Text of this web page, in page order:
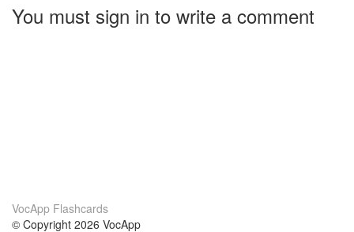
You must sign in to write a comment
VocApp Flashcards
© Copyright 2026 VocApp